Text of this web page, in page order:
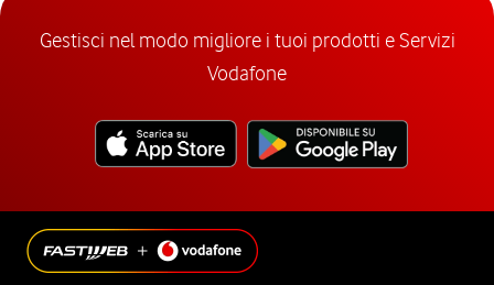
Gestisci nel modo migliore i tuoi prodotti e Servizi
Vodafone